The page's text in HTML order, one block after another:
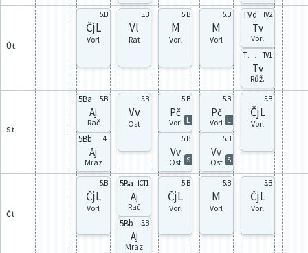
út
5.B
ČjL
Vorl
5.B
Vl
Rat
5.B
M
Vorl
5.B
M
Vorl
TVd TV2
Tv
Vorl
TVch TV1
Tv
Růž.
st
5Ba 5.B
Aj
Rač
5Bb 4.
Aj
Mraz
5.B
Vv
Ost
5.B
Pč
L
Vorl
5.B
Vv
S
Ost
5.B
Pč
L
Vorl
5.B
Vv
S
Ost
5.B
ČjL
Vorl
čt
5.B
ČjL
Vorl
5Ba ICT1
Aj
Rač
5Bb 5.B
Aj
Mraz
5.B
ČjL
Vorl
5.B
M
Vorl
5.B
ČjL
Vorl